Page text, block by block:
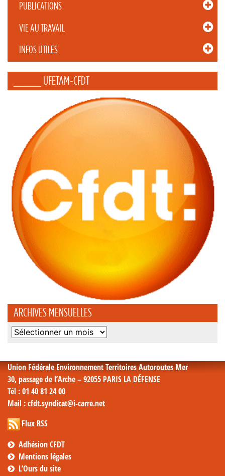
PUBLICATIONS
VIE AU TRAVAIL
INFOS UTILES
_____ UFETAM-CFDT
ARCHIVES MENSUELLES
Archives
Union Fédérale Environnement Territoires Autoroutes Mer
30, passage de l’Arche – 92055 PARIS LA DÉFENSE
Tél : 01 40 81 24 00
Mail : cfdt.syndicat@i-carre.net
Flux RSS
Adhésion CFDT
Mentions légales
L’Ours du site